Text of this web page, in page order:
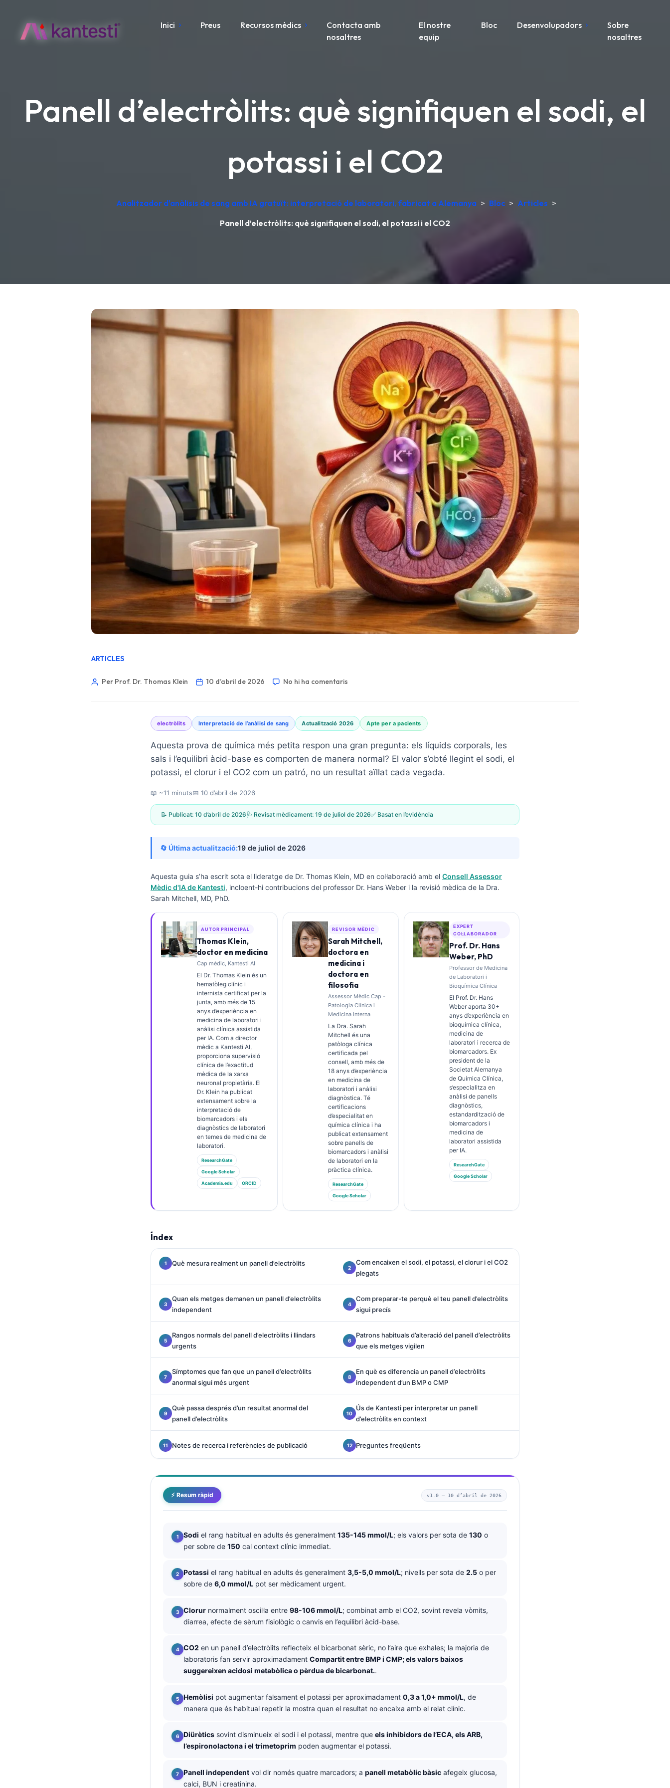
Inici Preus Recursos mèdics
Contacta amb
nosaltres
El nostre
equip
Bloc Desenvolupadors
Sobre
nosaltres
Panell d’electròlits: què signifiquen el sodi, el
potassi i el CO2
Analitzador d'anàlisis de sang amb IA gratuït: interpretació de laboratori, fabricat a Alemanya > Bloc > Articles >
Panell d’electròlits: què signifiquen el sodi, el potassi i el CO2
ARTICLES
Per Prof. Dr. Thomas Klein 10 d’abril de 2026 No hi ha comentaris
electròlits Interpretació de l’anàlisi de sang Actualització 2026 Apte per a pacients
Aquesta prova de química més petita respon una gran pregunta: els líquids corporals, les
sals i l’equilibri àcid-base es comporten de manera normal? El valor s’obté llegint el sodi, el
potassi, el clorur i el CO2 com un patró, no un resultat aïllat cada vegada.
📖 ~11 minuts📅 10 d’abril de 2026
📝 Publicat: 10 d’abril de 2026🩺 Revisat mèdicament: 19 de juliol de 2026✅ Basat en l’evidència
🔄 Última actualització:19 de juliol de 2026
Aquesta guia s’ha escrit sota el lideratge de Dr. Thomas Klein, MD en col·laboració amb el Consell Assessor
Mèdic d'IA de Kantesti, incloent-hi contribucions del professor Dr. Hans Weber i la revisió mèdica de la Dra.
Sarah Mitchell, MD, PhD.
AUTOR PRINCIPAL
Thomas Klein,
doctor en medicina
Cap mèdic, Kantesti AI
El Dr. Thomas Klein és un
hematòleg clínic i
internista certificat per la
junta, amb més de 15
anys d’experiència en
medicina de laboratori i
anàlisi clínica assistida
per IA. Com a director
mèdic a Kantesti AI,
proporciona supervisió
clínica de l’exactitud
mèdica de la xarxa
neuronal propietària. El
Dr. Klein ha publicat
extensament sobre la
interpretació de
biomarcadors i els
diagnòstics de laboratori
en temes de medicina de
laboratori.
ResearchGate
Google Scholar
Academia.edu ORCID
REVISOR MÈDIC
Sarah Mitchell,
doctora en
medicina i
doctora en
filosofia
Assessor Mèdic Cap -
Patologia Clínica i
Medicina Interna
La Dra. Sarah
Mitchell és una
patòloga clínica
certificada pel
consell, amb més de
18 anys d’experiència
en medicina de
laboratori i anàlisi
diagnòstica. Té
certificacions
d’especialitat en
química clínica i ha
publicat extensament
sobre panells de
biomarcadors i anàlisi
de laboratori en la
pràctica clínica.
ResearchGate
Google Scholar
EXPERT
COL·LABORADOR
Prof. Dr. Hans
Weber, PhD
Professor de Medicina
de Laboratori i
Bioquímica Clínica
El Prof. Dr. Hans
Weber aporta 30+
anys d’experiència en
bioquímica clínica,
medicina de
laboratori i recerca de
biomarcadors. Ex
president de la
Societat Alemanya
de Química Clínica,
s’especialitza en
anàlisi de panells
diagnòstics,
estandardització de
biomarcadors i
medicina de
laboratori assistida
per IA.
ResearchGate
Google Scholar
Índex
Què mesura realment un panell d’electròlits
Com encaixen el sodi, el potassi, el clorur i el CO2
plegats
Quan els metges demanen un panell d’electròlits
independent
Com preparar-te perquè el teu panell d’electròlits
sigui precís
Rangos normals del panell d’electròlits i llindars
urgents
Patrons habituals d’alteració del panell d’electròlits
que els metges vigilen
Símptomes que fan que un panell d’electròlits
anormal sigui més urgent
En què es diferencia un panell d’electròlits
independent d’un BMP o CMP
Què passa després d’un resultat anormal del
panell d’electròlits
Ús de Kantesti per interpretar un panell
d’electròlits en context
Notes de recerca i referències de publicació Preguntes freqüents
⚡ Resum ràpid v1.0 — 10 d’abril de 2026
Sodi el rang habitual en adults és generalment 135-145 mmol/L; els valors per sota de 130 o
per sobre de 150 cal context clínic immediat.
Potassi el rang habitual en adults és generalment 3,5-5,0 mmol/L; nivells per sota de 2.5 o per
sobre de 6,0 mmol/L pot ser mèdicament urgent.
Clorur normalment oscil·la entre 98-106 mmol/L; combinat amb el CO2, sovint revela vòmits,
diarrea, efecte de sèrum fisiològic o canvis en l’equilibri àcid-base.
CO2 en un panell d’electròlits reflecteix el bicarbonat sèric, no l’aire que exhales; la majoria de
laboratoris fan servir aproximadament Compartit entre BMP i CMP; els valors baixos
suggereixen acidosi metabòlica o pèrdua de bicarbonat..
Hemòlisi pot augmentar falsament el potassi per aproximadament 0,3 a 1,0+ mmol/L, de
manera que és habitual repetir la mostra quan el resultat no encaixa amb el relat clínic.
Diürètics sovint disminueix el sodi i el potassi, mentre que els inhibidors de l’ECA, els ARB,
l’espironolactona i el trimetoprim poden augmentar el potassi.
Panell independent vol dir només quatre marcadors; a panell metabòlic bàsic afegeix glucosa,
calci, BUN i creatinina.